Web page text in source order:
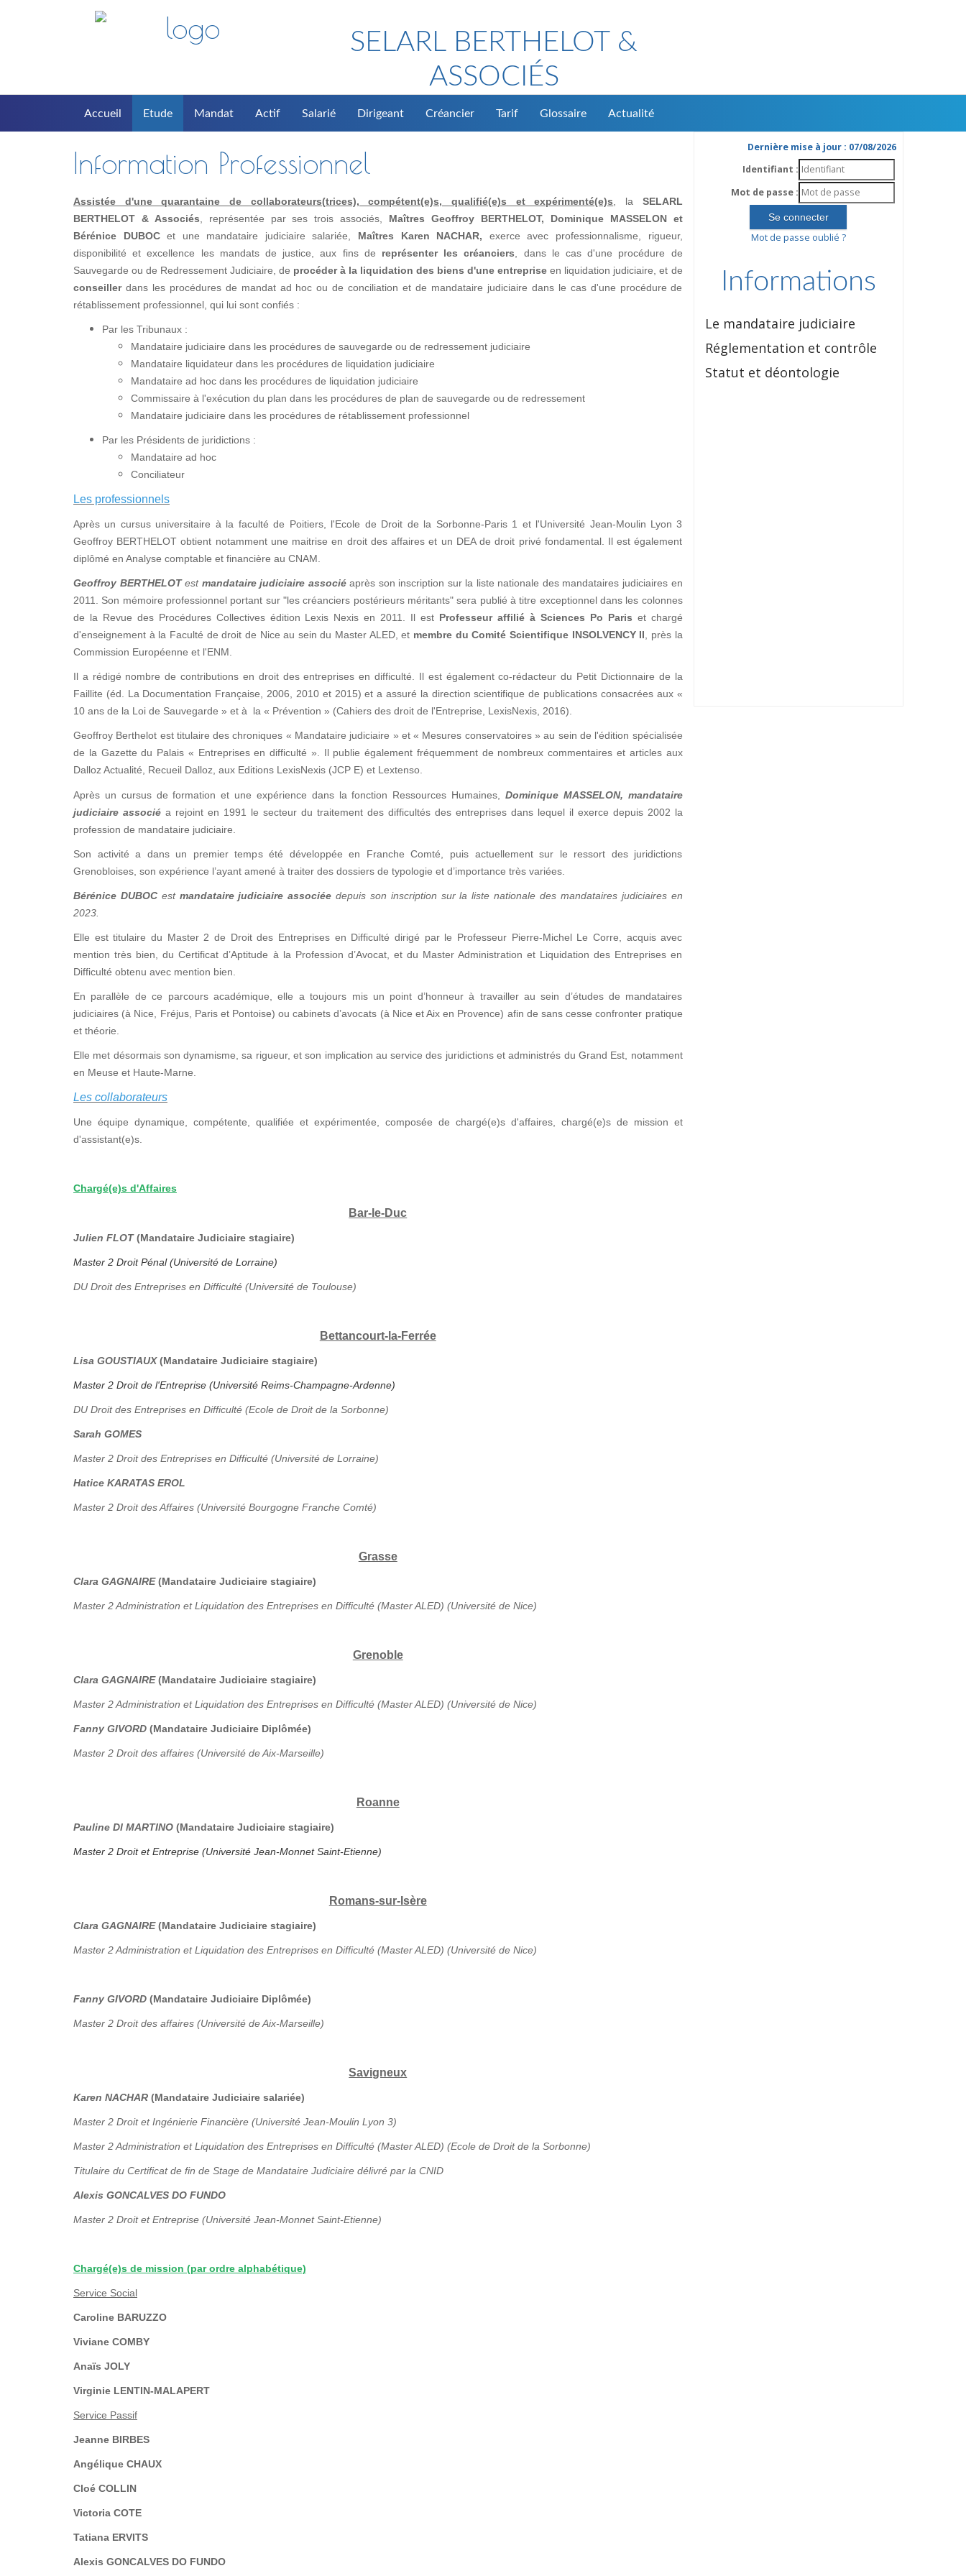
SELARL BERTHELOT &
ASSOCIÉS
Accueil Etude Mandat Actif Salarié Dirigeant Créancier Tarif Glossaire Actualité
Information Professionnel
Assistée d'une quarantaine de collaborateurs(trices), compétent(e)s, qualifié(e)s et expérimenté(e)s , la SELARL
BERTHELOT & Associés , représentée par ses trois associés, Maîtres Geoffroy BERTHELOT, Dominique MASSELON et
Bérénice DUBOCet une mandataire judiciaire salariée, Maîtres Karen NACHAR, exerce avec professionnalisme, rigueur,
disponibilité et excellence les mandats de justice, aux fins de représenter les créanciers , dans le cas d'une procédure de
Sauvegarde ou de Redressement Judiciaire, de procéder à la liquidation des biens d'une entreprise en liquidation judiciaire, et de
conseillerdans les procédures de mandat ad hoc ou de conciliation et de mandataire judiciaire dans le cas d'une procédure de
rétablissement professionnel, qui lui sont confiés :
Par les Tribunaux :
Mandataire judiciaire dans les procédures de sauvegarde ou de redressement judiciaire
Mandataire liquidateur dans les procédures de liquidation judiciaire
Mandataire ad hoc dans les procédures de liquidation judiciaire
Commissaire à l'exécution du plan dans les procédures de plan de sauvegarde ou de redressement
Mandataire judiciaire dans les procédures de rétablissement professionnel
Par les Présidents de juridictions :
Mandataire ad hoc
Conciliateur
Les professionnels
Après un cursus universitaire à la faculté de Poitiers, l'Ecole de Droit de la Sorbonne-Paris 1 et l'Université Jean-Moulin Lyon 3
Geoffroy BERTHELOT obtient notamment une maitrise en droit des affaires et un DEA de droit privé fondamental. Il est également
diplômé en Analyse comptable et financière au CNAM.
Geoffroy BERTHELOTest mandataire judiciaire associéaprès son inscription sur la liste nationale des mandataires judiciaires en
2011. Son mémoire professionnel portant sur "les créanciers postérieurs méritants" sera publié à titre exceptionnel dans les colonnes
de la Revue des Procédures Collectives édition Lexis Nexis en 2011. Il est Professeur affilié à Sciences Po Paris et chargé
d'enseignement à la Faculté de droit de Nice au sein du Master ALED, et membre du Comité Scientifique INSOLVENCY II , près la
Commission Européenne et l'ENM.
Il a rédigé nombre de contributions en droit des entreprises en difficulté. Il est également co-rédacteur du Petit Dictionnaire de la
Faillite (éd. La Documentation Française, 2006, 2010 et 2015) et a assuré la direction scientifique de publications consacrées aux «
10 ans de la Loi de Sauvegarde » et à la « Prévention » (Cahiers des droit de l'Entreprise, LexisNexis, 2016).
Geoffroy Berthelot est titulaire des chroniques « Mandataire judiciaire » et « Mesures conservatoires » au sein de l'édition spécialisée
de la Gazette du Palais « Entreprises en difficulté ». Il publie également fréquemment de nombreux commentaires et articles aux
Dalloz Actualité, Recueil Dalloz, aux Editions LexisNexis (JCP E) et Lextenso.
Après un cursus de formation et une expérience dans la fonction Ressources Humaines, Dominique MASSELON, mandataire
judiciaire associéa rejoint en 1991 le secteur du traitement des difficultés des entreprises dans lequel il exerce depuis 2002 la
profession de mandataire judiciaire.
Son activité a dans un premier temps été développée en Franche Comté, puis actuellement sur le ressort des juridictions
Grenobloises, son expérience l’ayant amené à traiter des dossiers de typologie et d’importance très variées.
Bérénice DUBOCest mandataire judiciaire associée depuis son inscription sur la liste nationale des mandataires judiciaires en
2023.
Elle est titulaire du Master 2 de Droit des Entreprises en Difficulté dirigé par le Professeur Pierre-Michel Le Corre, acquis avec
mention très bien, du Certificat d’Aptitude à la Profession d’Avocat, et du Master Administration et Liquidation des Entreprises en
Difficulté obtenu avec mention bien.
En parallèle de ce parcours académique, elle a toujours mis un point d’honneur à travailler au sein d’études de mandataires
judiciaires (à Nice, Fréjus, Paris et Pontoise) ou cabinets d’avocats (à Nice et Aix en Provence) afin de sans cesse confronter pratique
et théorie.
Elle met désormais son dynamisme, sa rigueur, et son implication au service des juridictions et administrés du Grand Est, notamment
en Meuse et Haute-Marne.
Les collaborateurs
Une équipe dynamique, compétente, qualifiée et expérimentée, composée de chargé(e)s d'affaires, chargé(e)s de mission et
d'assistant(e)s.
Chargé(e)s d'Affaires
Bar-le-Duc
Julien FLOT(Mandataire Judiciaire stagiaire)
Master 2 Droit Pénal (Université de Lorraine)
DU Droit des Entreprises en Difficulté (Université de Toulouse)
Bettancourt-la-Ferrée
Lisa GOUSTIAUX(Mandataire Judiciaire stagiaire)
Master 2 Droit de l'Entreprise (Université Reims-Champagne-Ardenne)
DU Droit des Entreprises en Difficulté (Ecole de Droit de la Sorbonne)
Sarah GOMES
Master 2 Droit des Entreprises en Difficulté (Université de Lorraine)
Hatice KARATAS EROL
Master 2 Droit des Affaires (Université Bourgogne Franche Comté)
Grasse
Clara GAGNAIRE(Mandataire Judiciaire stagiaire)
Master 2 Administration et Liquidation des Entreprises en Difficulté (Master ALED) (Université de Nice)
Grenoble
Clara GAGNAIRE(Mandataire Judiciaire stagiaire)
Master 2 Administration et Liquidation des Entreprises en Difficulté (Master ALED) (Université de Nice)
Fanny GIVORD (Mandataire Judiciaire Diplômée)
Master 2 Droit des affaires (Université de Aix-Marseille)
Roanne
Pauline DI MARTINO (Mandataire Judiciaire stagiaire)
Master 2 Droit et Entreprise (Université Jean-Monnet Saint-Etienne)
Romans-sur-Isère
Clara GAGNAIRE(Mandataire Judiciaire stagiaire)
Master 2 Administration et Liquidation des Entreprises en Difficulté (Master ALED) (Université de Nice)
Fanny GIVORD (Mandataire Judiciaire Diplômée)
Master 2 Droit des affaires (Université de Aix-Marseille)
Savigneux
Karen NACHAR (Mandataire Judiciaire salariée)
Master 2 Droit et Ingénierie Financière (Université Jean-Moulin Lyon 3)
Master 2 Administration et Liquidation des Entreprises en Difficulté (Master ALED) (Ecole de Droit de la Sorbonne)
Titulaire du Certificat de fin de Stage de Mandataire Judiciaire délivré par la CNID
Alexis GONCALVES DO FUNDO
Master 2 Droit et Entreprise (Université Jean-Monnet Saint-Etienne)
Chargé(e)s de mission (par ordre alphabétique)
Service Social
Caroline BARUZZO
Viviane COMBY
Anaïs JOLY
Virginie LENTIN-MALAPERT
Service Passif
Jeanne BIRBES
Angélique CHAUX
Cloé COLLIN
Victoria COTE
Tatiana ERVITS
Alexis GONCALVES DO FUNDO
Dernière mise à jour : 07/08/2026
Identifiant :
Mot de passe :
Mot de passe oublié ?
Informations
Le mandataire judiciaire
Réglementation et contrôle
Statut et déontologie